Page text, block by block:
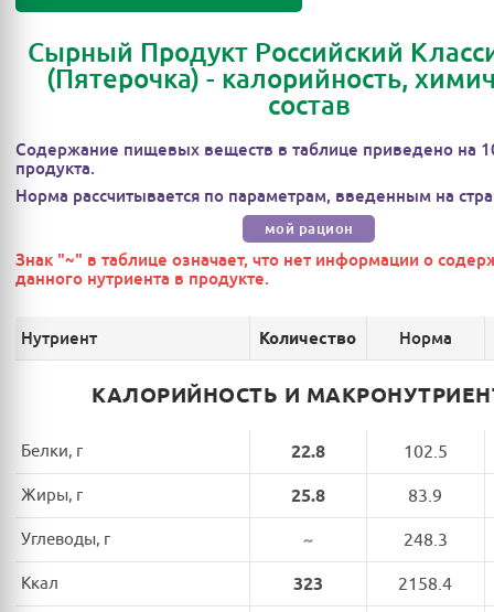
Сырный Продукт Российский
(Пятерочка) - калорийность,
состав
Содержание пищевых веществ в таблице приведено на
продукта.
Норма рассчитывается по параметрам, введенным на
мой рацион
Знак "~" в таблице означает, что нет информации о
данного нутриента в продукте.
Нутриент Количество Норма
КАЛОРИЙНОСТЬ И
Белки, г 22.8 102.5
Жиры, г 25.8 83.9
Углеводы, г ~ 248.3
Ккал 323 2158.4